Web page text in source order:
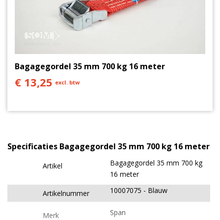
Bagagegordel 35 mm 700 kg 16 meter
€ 13,25 excl. btw
Specificaties Bagagegordel 35 mm 700 kg 16 meter
Artikel
Bagagegordel 35 mm 700 kg
16 meter
Artikelnummer 10007075 Blauw
Merk Span